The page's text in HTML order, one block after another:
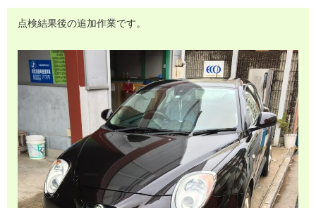
点検結果後の追加作業です。